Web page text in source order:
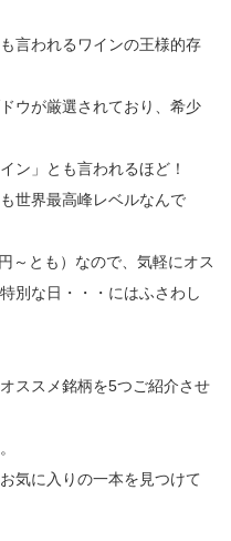
言われるワインの王様的存
ウが厳選されており、希少
ン」とも言われるほど！
世界最高峰レベルなんで
～とも）なので、気軽にオス
別な日・・・にはふさわし
ススメ銘柄を5つご紹介させ
気に入りの一本を見つけて